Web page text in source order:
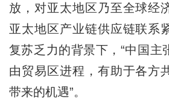
放，对亚太地区乃至全球经
亚太地区产业链供应链联系
复苏乏力的背景下，“中国主
由贸易区进程，有助于各方
带来的机遇”。